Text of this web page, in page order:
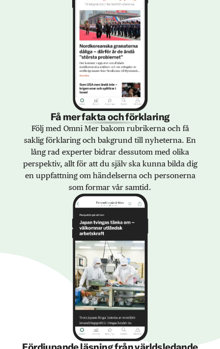
Få mer fakta och förklaring
Följ med Omni Mer bakom rubrikerna och få
saklig förklaring och bakgrund till nyheterna. En
lång rad experter bidrar dessutom med olika
perspektiv, allt för att du själv ska kunna bilda dig
en uppfattning om händelserna och personerna
som formar vår samtid.